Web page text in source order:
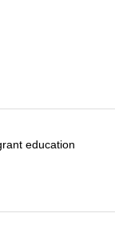
education